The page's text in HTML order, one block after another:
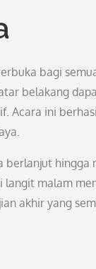
bagi
belakang
Acara ini
berlanjut hingga
langit malam
akhir yang